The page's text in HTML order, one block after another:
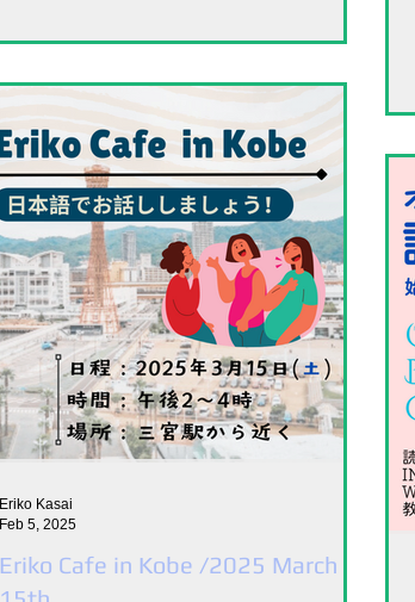
Eriko Cafe in Kobe /2025 March
Eriko Kasai
Feb 5, 2025